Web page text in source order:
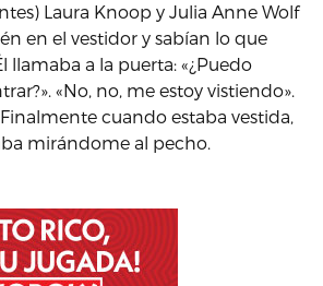
Laura Knoop y Julia Anne Wolf
en el vestidor y sabían lo que
llamaba a la puerta: «¿Puedo
«No, no, me estoy vistiendo».
Finalmente cuando estaba vestida,
mirándome al pecho.